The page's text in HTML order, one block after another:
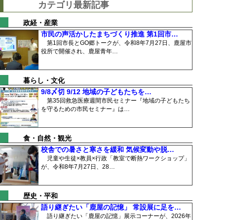
カテゴリ最新記事
政経・産業
市民の声活かしたまちづくり推進 第1回市…
第1回市長とGO郷トークが、令和8年7月27日、鹿屋市
役所で開催され、鹿屋青年…
暮らし・文化
9/8〆切 9/12 地域の子どもたちを…
第35回救急医療週間市民セミナー『地域の子どもたち
を守るための市民セミナー』は…
食・自然・観光
校舎での暑さと寒さを緩和 気候変動や脱…
児童や生徒×教員×行政「教室で断熱ワークショップ」
が、令和8年7月27日、28…
歴史・平和
語り継ぎたい「鹿屋の記憶」 常設展に足を…
語り継ぎたい「鹿屋の記憶」展示コーナーが、2026年